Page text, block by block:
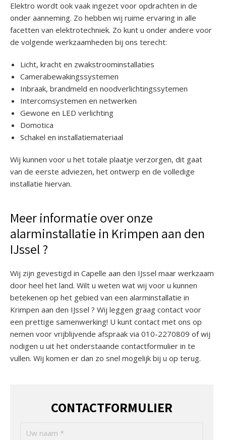
Elektro wordt ook vaak ingezet voor opdrachten in de
onder aanneming. Zo hebben wij ruime ervaring in alle
facetten van elektrotechniek. Zo kunt u onder andere voor
de volgende werkzaamheden bij ons terecht:
Licht, kracht en zwakstroominstallaties
Camerabewakingssystemen
Inbraak, brandmeld en noodverlichtingssytemen
Intercomsystemen en netwerken
Gewone en LED verlichting
Domotica
Schakel en installatiemateriaal
Wij kunnen voor u het totale plaatje verzorgen, dit gaat
van de eerste adviezen, het ontwerp en de volledige
installatie hiervan.
Meer informatie over onze
alarminstallatie in Krimpen aan den
IJssel ?
Wij zijn gevestigd in Capelle aan den IJssel maar werkzaam
door heel het land. Wilt u weten wat wij voor u kunnen
betekenen op het gebied van een alarminstallatie in
Krimpen aan den IJssel ? Wij leggen graag contact voor
een prettige samenwerking! U kunt contact met ons op
nemen voor vrijblijvende afspraak via 010-2270809 of wij
nodigen u uit het onderstaande contactformulier in te
vullen. Wij komen er dan zo snel mogelijk bij u op terug.
CONTACTFORMULIER